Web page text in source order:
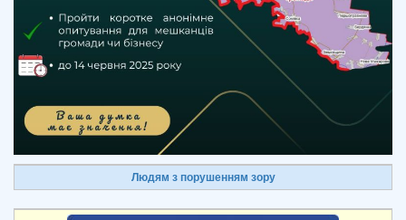
Людям з порушенням зору